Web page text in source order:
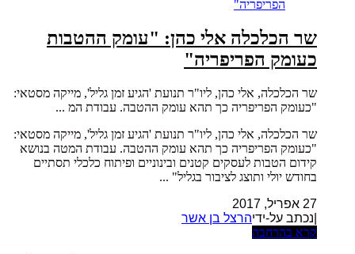
שר הכלכלה אלי כהן: "עומק ההטבות
כעומק הפריפריה"
שר הכלכלה, אלי כהן, ליו"ר תנועת 'הגיע זמן גליל', מייקה מסטאי:
"כעומק הפריפריה כך תהא עומק ההטבה. עבודת המ ...
שר הכלכלה, אלי כהן, ליו"ר תנועת 'הגיע זמן גליל', מייקה מסטאי:
"כעומק הפריפריה כך תהא עומק ההטבה. עבודת המטה בנושא
קידום הטבות לעסקים קטנים ובינוניים ופיתוח כלכלי תסתיים
בחודש יולי ותוצג לציבור בגליל" ...
27 אפריל, 2017
|נכתב על-ידיהרצל בן אשר
קרא בהרחבה